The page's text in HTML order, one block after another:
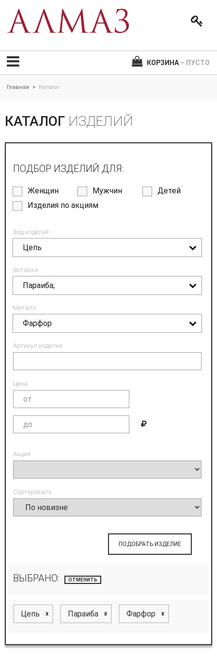
КОРЗИНА – ПУСТО
Главная > Каталог
КАТАЛОГ ИЗДЕЛИЙ
ПОДБОР ИЗДЕЛИЙ ДЛЯ:
Женщин Мужчин
Детей
Изделия по акциям
Вид изделий:
Цепь
Вставка:
Параиба;
Металл:
Фарфор
Артикул изделия:
Цена:
Акция:
Сортировать:
ПОДОБРАТЬ ИЗДЕЛИЕ
ВЫБРАНО: ОТМЕНИТЬ
Цепь x Параиба x Фарфор x